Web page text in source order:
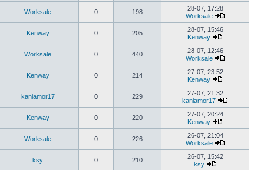
Worksale 0 198
28-07, 17:28
Worksale
Kenway 0 205
28-07, 15:46
Kenway
Worksale 0 440
28-07, 12:46
Worksale
Kenway 0 214
27-07, 23:52
Kenway
kaniamor17 0 229
27-07, 21:32
kaniamor17
Kenway 0 220
27-07, 20:24
Kenway
Worksale 0 226
26-07, 21:04
Worksale
ksy 0 210
26-07, 15:42
ksy